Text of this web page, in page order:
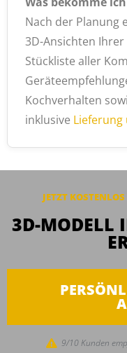
Nach der Planung
3D-Ansichten
Stückliste aller
Kochverhalten
inklusive
JETZT
3D-MODELL
9/10 Kunden